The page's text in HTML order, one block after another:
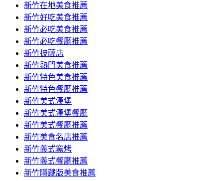
新竹在地美食推薦
新竹好吃美食推薦
新竹必吃美食推薦
新竹必吃餐廳推薦
新竹披薩店
新竹熱門美食推薦
新竹特色美食推薦
新竹特色餐廳推薦
新竹美式漢堡
新竹美式漢堡餐廳
新竹美式餐廳推薦
新竹美食名店推薦
新竹義式窯烤
新竹義式餐廳推薦
新竹隱藏版美食推薦